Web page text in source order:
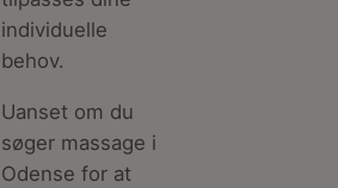
individuelle
behov.
Uanset om du
søger massage i
Odense for at